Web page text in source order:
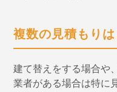
複数の見積もり
建て替えをする場合や
業者がある場合は特に